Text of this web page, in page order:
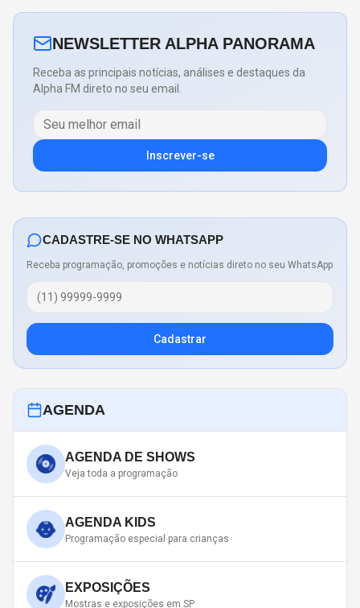
NEWSLETTER ALPHA PANORAMA
Receba as principais notícias, análises e destaques da
Alpha FM direto no seu email.
Inscrever-se
CADASTRE-SE NO WHATSAPP
Receba programação, promoções e notícias direto no seu WhatsApp
Cadastrar
AGENDA
AGENDA DE SHOWS
Veja toda a programação
AGENDA KIDS
Programação especial para crianças
EXPOSIÇÕES
Mostras e exposições em SP